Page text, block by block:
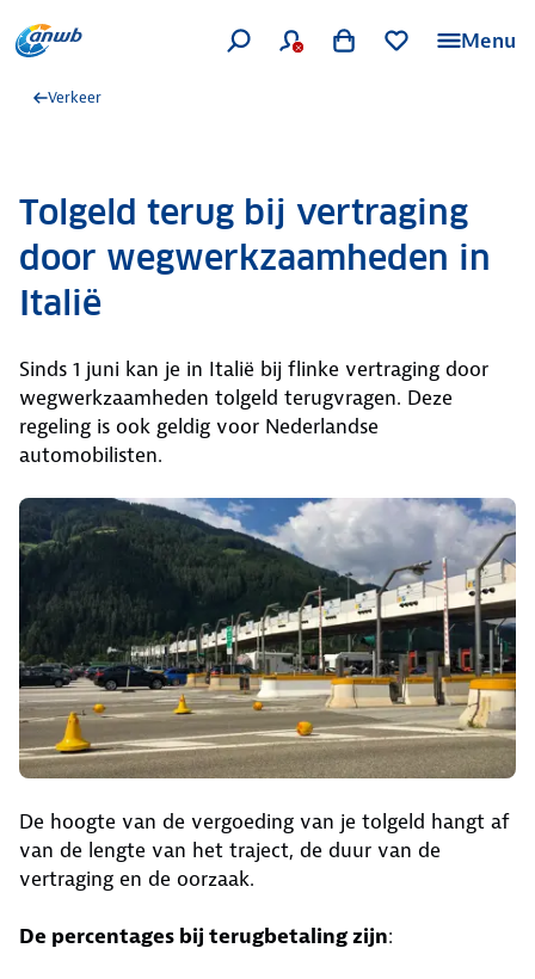
Menu
Verkeer
Tolgeld terug bij vertraging
door wegwerkzaamheden in
Italië
Sinds 1 juni kan je in Italië bij flinke vertraging door
wegwerkzaamheden tolgeld terugvragen. Deze
regeling is ook geldig voor Nederlandse
automobilisten.
De hoogte van de vergoeding van je tolgeld hangt af
van de lengte van het traject, de duur van de
vertraging en de oorzaak.
De percentages bij terugbetaling zijn: